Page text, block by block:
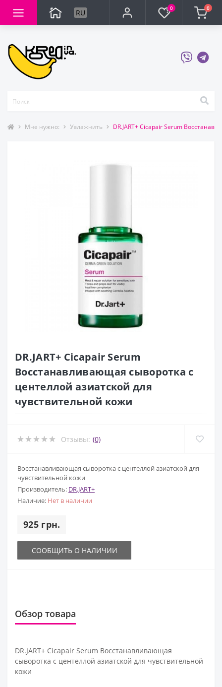
RU 0 0
Мне нужно: Увлажнить DR.JART+ Cicapair Serum
DR.JART+ Cicapair Serum
Восстанавливающая сыворотка с
центеллой азиатской для
чувствительной кожи
Отзывы: (0)
Восстанавливающая сыворотка с центеллой азиатской для
чувствительной кожи
Производитель: DR.JART+
Наличие: Нет в наличии
925 грн.
СООБЩИТЬ О НАЛИЧИИ
Обзор товара
DR.JART+ Cicapair Serum Восстанавливающая
сыворотка с центеллой азиатской для чувствительной
кожи